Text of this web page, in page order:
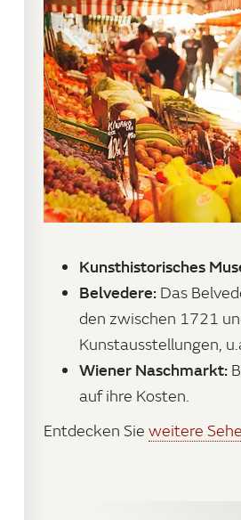
Kunsthistorisches
Belvedere: Das
den zwischen 1721
Kunstausstellungen,
Wiener Naschmarkt:
auf ihre Kosten.
Entdecken Sie weitere